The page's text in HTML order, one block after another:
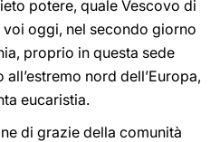
potere, quale Vescovo di
voi oggi, nel secondo giorno
proprio in questa sede
nord dell’Europa,
eucaristia.
di grazie della comunità